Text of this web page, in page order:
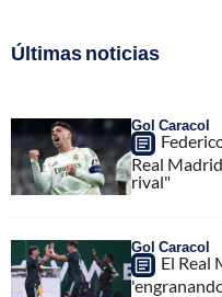
Últimas noticias
Gol Caracol
Real
rival"
Gol Caracol
El Real